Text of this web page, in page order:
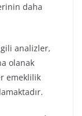
daha
analizler,
olanak
emeklilik